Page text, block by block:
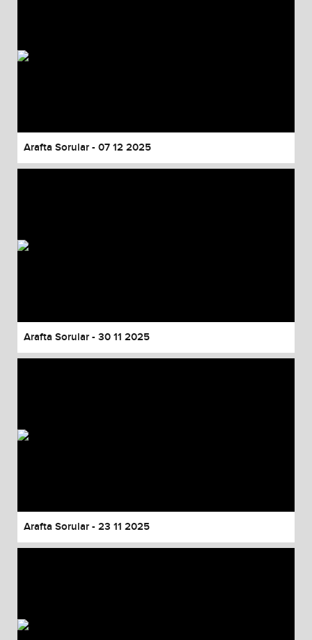
Arafta Sorular - 07 12 2025
Arafta Sorular - 30 11 2025
Arafta Sorular - 23 11 2025